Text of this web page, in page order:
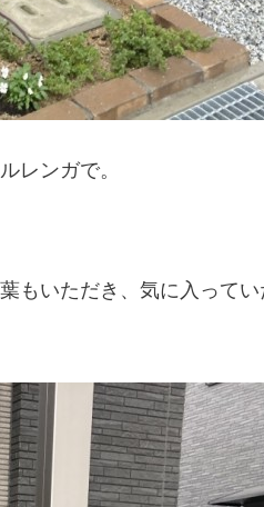
レンガで。
もいただき、気に入ってい